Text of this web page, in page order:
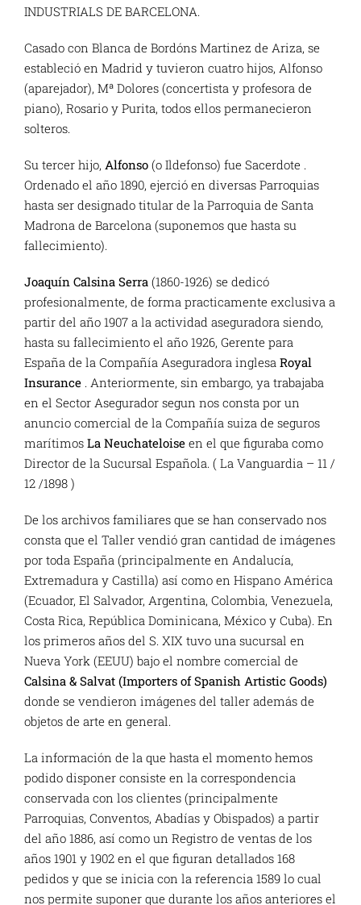
INDUSTRIALS DE BARCELONA.
Casado con Blanca de Bordóns Martinez de Ariza, se
estableció en Madrid y tuvieron cuatro hijos, Alfonso
(aparejador), Mª Dolores (concertista y profesora de
piano), Rosario y Purita, todos ellos permanecieron
solteros.
Su tercer hijo, Alfonso(o Ildefonso) fue Sacerdote .
Ordenado el año 1890, ejerció en diversas Parroquias
hasta ser designado titular de la Parroquia de Santa
Madrona de Barcelona (suponemos que hasta su
fallecimiento).
Joaquín Calsina Serra(1860-1926) se dedicó
profesionalmente, de forma practicamente exclusiva a
partir del año 1907 a la actividad aseguradora siendo,
hasta su fallecimiento el año 1926, Gerente para
España de la Compañía Aseguradora inglesa Royal
Insurance. Anteriormente, sin embargo, ya trabajaba
en el Sector Asegurador segun nos consta por un
anuncio comercial de la Compañía suiza de seguros
marítimos La Neuchateloiseen el que figuraba como
Director de la Sucursal Española. ( La Vanguardia – 11 /
12 /1898 )
De los archivos familiares que se han conservado nos
consta que el Taller vendió gran cantidad de imágenes
por toda España (principalmente en Andalucía,
Extremadura y Castilla) así como en Hispano América
(Ecuador, El Salvador, Argentina, Colombia, Venezuela,
Costa Rica, República Dominicana, México y Cuba). En
los primeros años del S. XIX tuvo una sucursal en
Nueva York (EEUU) bajo el nombre comercial de
Calsina & Salvat (Importers of Spanish Artistic Goods)
donde se vendieron imágenes del taller además de
objetos de arte en general.
La información de la que hasta el momento hemos
podido disponer consiste en la correspondencia
conservada con los clientes (principalmente
Parroquias, Conventos, Abadías y Obispados) a partir
del año 1886, así como un Registro de ventas de los
años 1901 y 1902 en el que figuran detallados 168
pedidos y que se inicia con la referencia 1589 lo cual
nos permite suponer que durante los años anteriores el